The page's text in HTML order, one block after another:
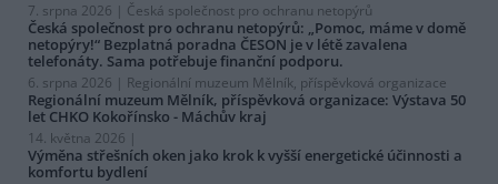
7. srpna 2026 | Česká společnost pro ochranu netopýrů
Česká společnost pro ochranu netopýrů: „Pomoc, máme v domě
netopýry!“ Bezplatná poradna ČESON je v létě zavalena
telefonáty. Sama potřebuje finanční podporu.
6. srpna 2026 | Regionální muzeum Mělník, příspěvková organizace
Regionální muzeum Mělník, příspěvková organizace: Výstava 50
let CHKO Kokořínsko - Máchův kraj
14. května 2026 |
Výměna střešních oken jako krok k vyšší energetické účinnosti a
komfortu bydlení